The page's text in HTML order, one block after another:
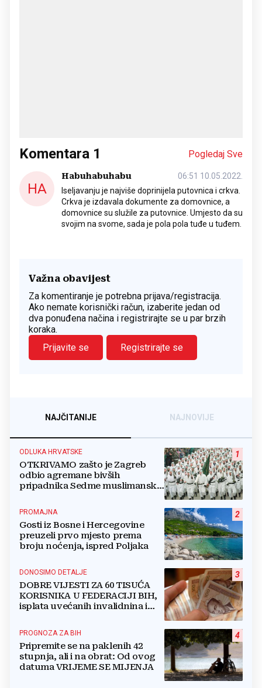
Komentara 1 Pogledaj Sve
HA
Habuhabuhabu
06:51 10.05.2022.
Iseljavanju je najviše doprinijela putovnica i crkva.
Crkva je izdavala dokumente za domovnice, a
domovnice su služile za putovnice. Umjesto da su
svojim na svome, sada je pola pola tuđe u tuđem.
Važna obavijest
Za komentiranje je potrebna prijava/registracija.
Ako nemate korisnički račun, izaberite jedan od
dva ponuđena načina i registrirajte se u par brzih
koraka.
Prijavite se
Registrirajte se
NAJČITANIJE NAJNOVIJE
1
ODLUKA HRVATSKE
OTKRIVAMO zašto je Zagreb
odbio agremane bivših
pripadnika Sedme muslimanske
2
PROMAJNA
Gosti iz Bosne i Hercegovine
preuzeli prvo mjesto prema
broju noćenja, ispred Poljaka
3
DONOSIMO DETALJE
DOBRE VIJESTI ZA 60 TISUĆA
KORISNIKA U FEDERACIJI BIH,
isplata uvećanih invalidnina i
4
PROGNOZA ZA BIH
Pripremite se na paklenih 42
stupnja, ali i na obrat: Od ovog
datuma VRIJEME SE MIJENJA